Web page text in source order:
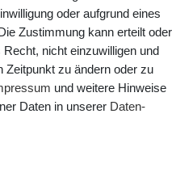
Instagram
oder aufgrund eines
Zustimmung kann erteilt oder
nicht einzuwilligen und
Zeitpunkt zu ändern oder zu
und weitere Hinweise
Daten in unserer Daten­